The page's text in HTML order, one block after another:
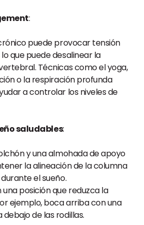
:
puede provocar tensión
que puede desalinear la
Técnicas como el yoga,
o la respiración profunda
a controlar los niveles de
saludables:
y una almohada de apoyo
la alineación de la columna
el sueño.
una posición que reduzca la
ejemplo, boca arriba con una
de las rodillas.